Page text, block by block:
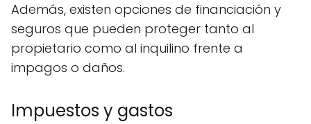
Además, existen opciones de financiación y
seguros que pueden proteger tanto al
propietario como al inquilino frente a
impagos o daños.
Impuestos y gastos